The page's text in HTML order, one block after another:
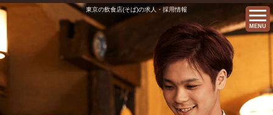
東京の飲食店(そば)の求人・採用情報
MENU